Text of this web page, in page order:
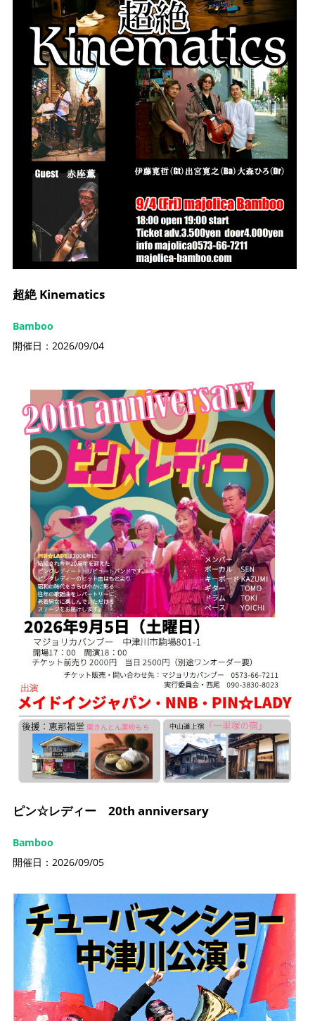
超絶 Kinematics
Bamboo
開催日：2026/09/04
ピン☆レディー 20th anniversary
Bamboo
開催日：2026/09/05